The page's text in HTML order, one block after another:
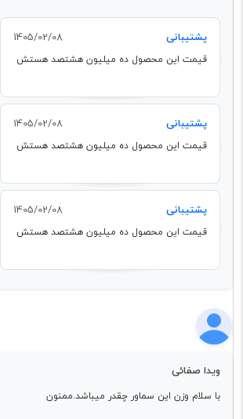
پشتیبانی 1405/02/08
قیمت این محصول ده میلیون هشتصد هستش
پشتیبانی 1405/02/08
قیمت این محصول ده میلیون هشتصد هستش
پشتیبانی 1405/02/08
قیمت این محصول ده میلیون هشتصد هستش
ویدا صفائی
با سلام وزن این سماور چقدر میباشد.ممنون